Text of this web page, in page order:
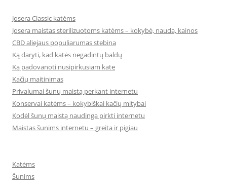
Josera Classic katėms
Josera maistas sterilizuotoms katėms – kokybė, nauda, kainos
CBD aliejaus populiarumas stebina
Ką daryti, kad katės negadintų baldų
Ką padovanoti nusipirkusiam katę
Kačių maitinimas
Privalumai šunų maistą perkant internetu
Konservai katėms – kokybiškai kačių mitybai
Kodėl šunų maistą naudinga pirkti internetu
Maistas šunims internetu – greita ir pigiau
Katėms
Šunims